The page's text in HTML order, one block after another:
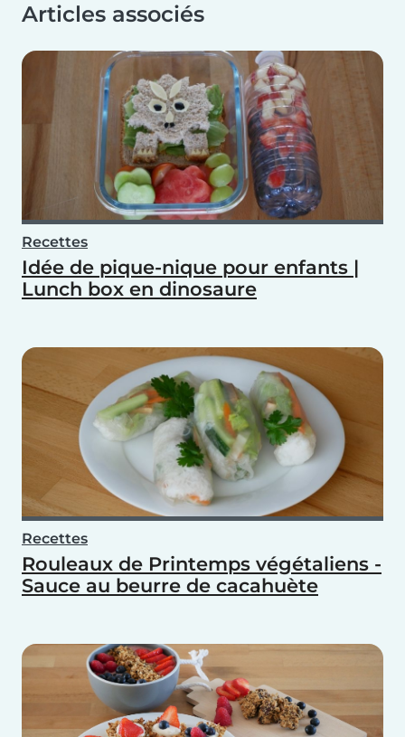
Articles associés
Recettes
Idée de pique-nique pour enfants |
Lunch box en dinosaure
Recettes
Rouleaux de Printemps végétaliens -
Sauce au beurre de cacahuète